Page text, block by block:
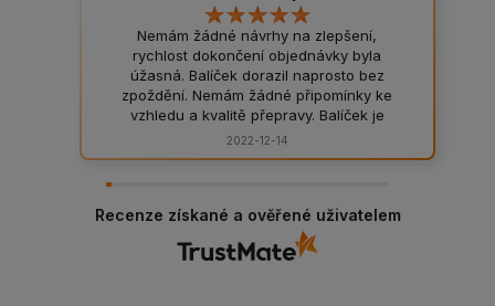
Nemám žádné návrhy na zlepšení,
rychlost dokončení objednávky byla
úžasná. Balíček dorazil naprosto bez
zpoždění. Nemám žádné připomínky ke
vzhledu a kvalitě přepravy. Balíček je
bezvadně zabalený, odpovídá to jeho
obsahu. Všem známým jen doporučím.
2022-12-14
Recenze získané a ověřené uživatelem